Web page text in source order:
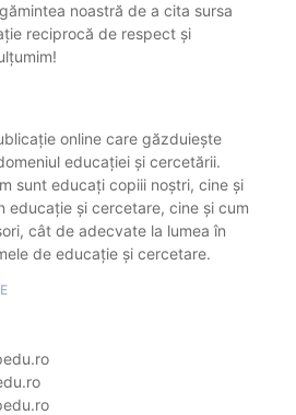
noastră de a cita sursa
reciprocă de respect și
online care găzduiește
educației și cercetării.
sunt educați copiii noștri, cine și
educație și cercetare, cine și cum
cât de adecvate la lumea în
de educație și cercetare.